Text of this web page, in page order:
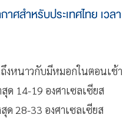
ศสำหรับประเทศไทย เว
งหนาวกับมีหมอกในตอนเช้า
ด 14-19 องศาเซลเซียส
ด 28-33 องศาเซลเซียส